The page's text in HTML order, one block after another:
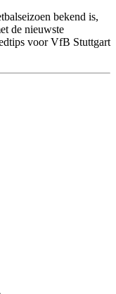
bekend is,
de nieuwste
voor VfB Stuttgart